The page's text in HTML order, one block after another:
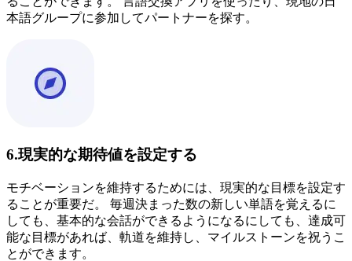
本語グループに参加してパートナーを探す。
6.現実的な期待値を設定する
モチベーションを維持するためには、現実的な目標を設定す
ることが重要だ。 毎週決まった数の新しい単語を覚えるに
しても、基本的な会話ができるようになるにしても、達成可
能な目標があれば、軌道を維持し、マイルストーンを祝うこ
とができます。